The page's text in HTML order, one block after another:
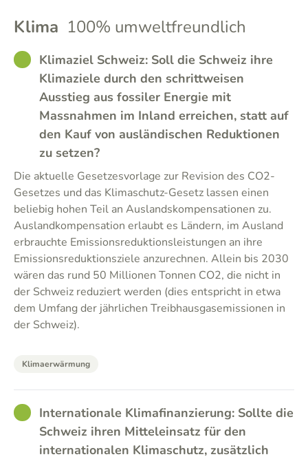
Klima 100% umweltfreundlich
GOODKlimaziel Schweiz: Soll die Schweiz ihre
Klimaziele durch den schrittweisen
Ausstieg aus fossiler Energie mit
Massnahmen im Inland erreichen, statt auf
den Kauf von ausländischen Reduktionen
zu setzen?
Die aktuelle Gesetzesvorlage zur Revision des CO2-
Gesetzes und das Klimaschutz-Gesetz lassen einen
beliebig hohen Teil an Auslandskompensationen zu.
Auslandkompensation erlaubt es Ländern, im Ausland
erbrauchte Emissionsreduktionsleistungen an ihre
Emissionsreduktionsziele anzurechnen. Allein bis 2030
wären das rund 50 Millionen Tonnen CO2, die nicht in
der Schweiz reduziert werden (dies entspricht in etwa
dem Umfang der jährlichen Treibhausgasemissionen in
der Schweiz).
Klimaerwärmung
GOODInternationale Klimafinanzierung: Sollte die
Schweiz ihren Mitteleinsatz für den
internationalen Klimaschutz, zusätzlich